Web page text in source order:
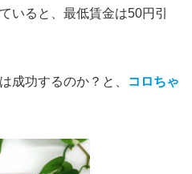
いると、最低賃金は50円引
成功するのか？と、
コロちゃ